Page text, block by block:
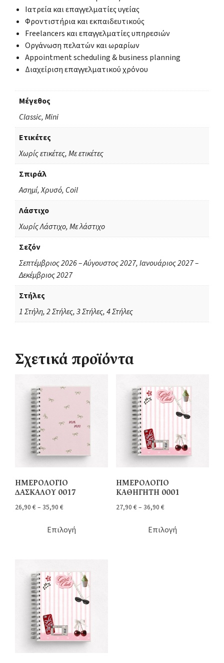
Ιατρεία και επαγγελματίες υγείας
Φροντιστήρια και εκπαιδευτικούς
Freelancers και επαγγελματίες υπηρεσιών
Οργάνωση πελατών και ωραρίων
Appointment scheduling & business planning
Διαχείριση επαγγελματικού χρόνου
Μέγεθος
Classic, Mini
Ετικέτες
Χωρίς ετικέτες, Με ετικέτες
Σπιράλ
Ασημί, Χρυσό, Coil
Λάστιχο
Χωρίς Λάστιχο, Με λάστιχο
Σεζόν
Σεπτέμβριος 2026 – Αύγουστος 2027, Ιανουάριος 2027 –
Δεκέμβριος 2027
Στήλες
1 Στήλη, 2 Στήλες, 3 Στήλες, 4 Στήλες
Σχετικά προϊόντα
ΗΜΕΡΟΛΟΓΙΟ
ΔΑΣΚΑΛΟΥ 0017
26,90 € – 35,90 €
Επιλογή
ΗΜΕΡΟΛΟΓΙΟ
ΚΑΘΗΓΗΤΗ 0001
27,90 € – 36,90 €
Επιλογή